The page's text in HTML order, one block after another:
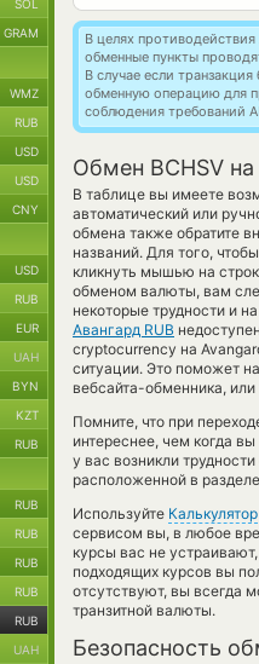
В целях
обменные пункты
В случае если
обменную операцию для
соблюдения требований
Обмен BCHSV на
В таблице вы имеете
автоматический или
обмена также обратите
названий. Для того,
кликнуть мышью на
обменом валюты, вам
некоторые трудности и
Авангард RUB
cryptocurrency на
ситуации. Это поможет
вебсайта-обменника,
Помните, что при
интереснее, чем когда
у вас возникли
расположенной в разделе
Используйте Калькулятор
сервисом вы, в любое
курсы вас не
подходящих курсов вы
отсутствуют, вы всегда
транзитной валюты.
Безопасность
SOL
GRAM
WMZ
RUB
USD
USD
CNY
USD
RUB
EUR
UAH
BYN
KZT
RUB
RUB
RUB
RUB
RUB
RUB
UAH